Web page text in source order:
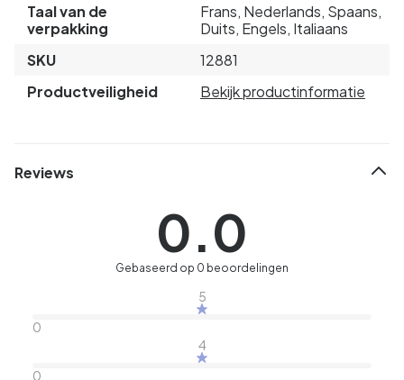
Taal van de
verpakking
Frans, Nederlands, Spaans,
Duits, Engels, Italiaans
SKU
12881
Productveiligheid
Bekijk productinformatie
Reviews
0.0
Gebaseerd op 0 beoordelingen
5
0
4
0